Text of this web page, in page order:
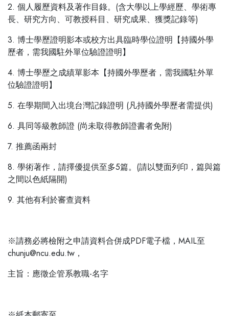
2. 個人履歷資料及著作目錄。(含大學以上學經歷、學術專
長、研究方向、可教授科目、研究成果、獲獎記錄等)
3. 博士學歷證明影本或校方出具臨時學位證明【持國外學
歷者，需我國駐外單位驗證證明】
4. 博士學歷之成績單影本【持國外學歷者，需我國駐外單
位驗證證明】
5. 在學期間入出境台灣記錄證明 (凡持國外學歷者需提供)
6. 具同等級教師證 (尚未取得教師證書者免附)
7. 推薦函兩封
8. 學術著作，請擇優提供至多5篇。(請以雙面列印，篇與篇
之間以色紙隔開)
9. 其他有利於審查資料
※請務必將檢附之申請資料合併成PDF電子檔，MAIL至
chunju@ncu.edu.tw，
主旨：應徵企管系教職-名字